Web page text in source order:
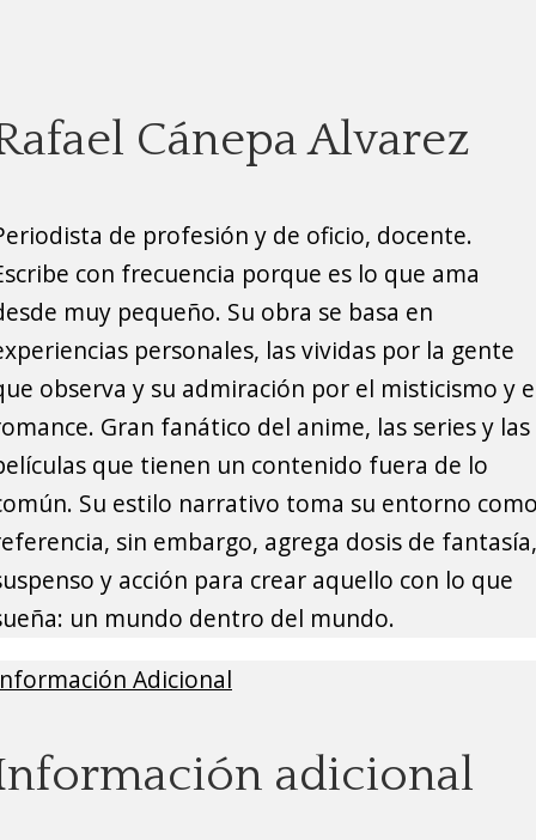
Cánepa Alvarez
de profesión y de oficio, docente.
con frecuencia porque es lo que ama
muy pequeño. Su obra se basa en
personales, las vividas por la gente
observa y su admiración por el misticismo y
Gran fanático del anime, las series y las
que tienen un contenido fuera de lo
Su estilo narrativo toma su entorno
sin embargo, agrega dosis de fantasía,
y acción para crear aquello con lo que
un mundo dentro del mundo.
Adicional
adicional